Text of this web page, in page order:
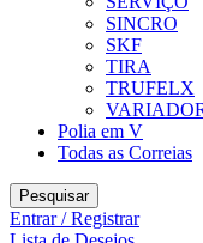
SINCRO
SKF
TIRA
TRUFELX
Polia em V
Todas as Correias
Pesquisar
Entrar / Registrar